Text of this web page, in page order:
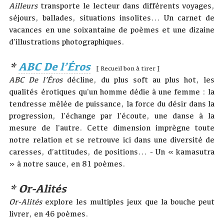
Ailleurstransporte le lecteur dans différents voyages,
séjours, ballades, situations insolites... Un carnet de
vacances en une soixantaine de poèmes et une dizaine
d'illustrations photographiques.
*ABC De l’Éros [ Recueil bon à tirer ]
ABC De l’Érosdécline, du plus soft au plus hot, les
qualités érotiques qu'un homme dédie à une femme : la
tendresse mêlée de puissance, la force du désir dans la
progression, l'échange par l'écoute, une danse à la
mesure de l'autre. Cette dimension imprègne toute
notre relation et se retrouve ici dans une diversité de
caresses, d’attitudes, de positions... - Un « kamasutra
» à notre sauce, en 81 poèmes.
* Or-Alités
Or-Alitésexplore les multiples jeux que la bouche peut
livrer, en 46 poèmes.